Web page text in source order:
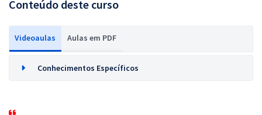
Conteúdo deste curso
Videoaulas Aulas em PDF
Conhecimentos Específicos